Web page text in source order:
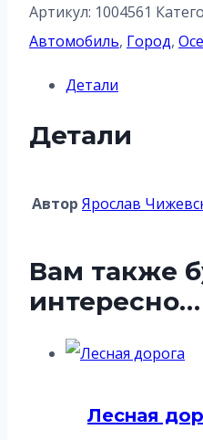
Артикул: 1004561
Автомобиль, Город,
Детали
Детали
Автор Ярослав
Вам также
интересно…
Лесная